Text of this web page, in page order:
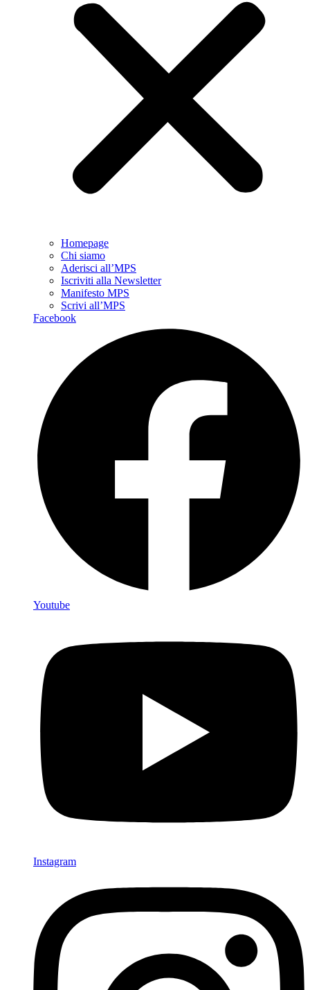
Homepage
Chi siamo
Aderisci all’MPS
Iscriviti alla Newsletter
Manifesto MPS
Scrivi all’MPS
Facebook
Youtube
Instagram